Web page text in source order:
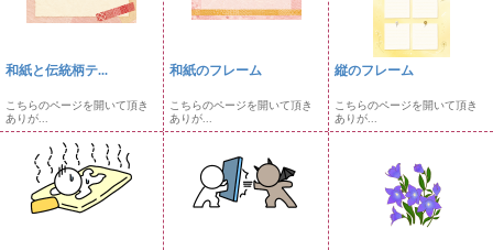
和紙と伝統柄テ...
こちらのページを開いて頂き
ありが...
和紙のフレーム
こちらのページを開いて頂き
ありが...
縦のフレーム
こちらのページを開いて頂き
ありが...